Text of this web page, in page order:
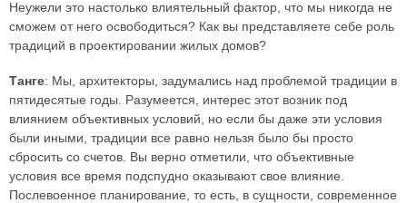
Неужели это настолько влиятельный фактор, что мы никогда не
сможем от него освободиться? Как вы представляете себе роль
традиций в проектировании жилых домов?
Танге: Мы, архитекторы, задумались над проблемой традиции в
пятидесятые годы. Разумеется, интерес этот возник под
влиянием объективных условий, но если бы даже эти условия
были иными, традиции все равно нельзя было бы просто
сбросить со счетов. Вы верно отметили, что объективные
условия все время подспудно оказывают свое влияние.
Послевоенное планирование, то есть, в сущности, современное